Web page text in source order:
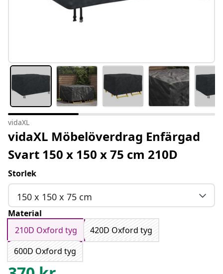
vidaXL
vidaXL Möbelöverdrag Enfärgad
Svart 150 x 150 x 75 cm 210D
Storlek
150 x 150 x 75 cm
Material
210D Oxford tyg
420D Oxford tyg
600D Oxford tyg